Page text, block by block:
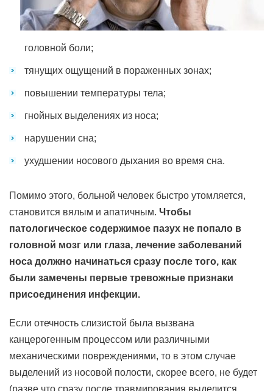
головной боли;
тянущих ощущений в пораженных зонах;
повышении температуры тела;
гнойных выделениях из носа;
нарушении сна;
ухудшении носового дыхания во время сна.
Помимо этого, больной человек быстро утомляется,
становится вялым и апатичным. Чтобы
патологическое содержимое пазух не попало в
головной мозг или глаза, лечение заболеваний
носа должно начинаться сразу после того, как
были замечены первые тревожные признаки
присоединения инфекции.
Если отечность слизистой была вызвана
канцерогенным процессом или различными
механическими повреждениями, то в этом случае
выделений из носовой полости, скорее всего, не будет
(разве что сразу после травмирования выделится